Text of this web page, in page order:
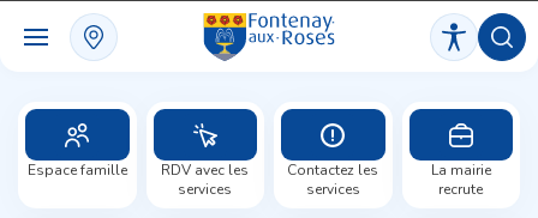
Espace famille
RDV avec les
services
Contactez les
services
La mairie
recrute
Panneau de gestion des cookies